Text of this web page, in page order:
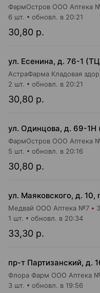
30,80 р.
6 шт. обновл. в 20:21
30,80 р.
2 шт. обновл. в 20:21
ул. Одинцова, д. 69-
ФармОстров ООО Аптека
30,80 р.
5 шт. обновл. в 20:16
Медвай ООО Аптека №7
33,30 р.
1 шт. обновл. в 20:34
пр-т Партизанский, д.
Флора Фарм ООО Аптека
3 шт. обновл. в 19:56